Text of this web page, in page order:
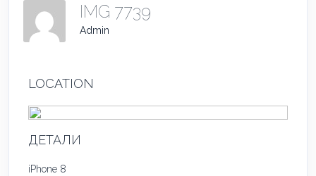
IMG 7739
Admin
LOCATION
ДЕТАЛИ
iPhone 8